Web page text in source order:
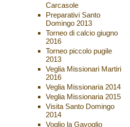
Carcasole
Preparativi Santo
Domingo 2013
Torneo di calcio giugno
2016
Torneo piccolo pugile
2013
Veglia Missionari Martiri
2016
Veglia Missionaria 2014
Veglia Missionaria 2015
Visita Santo Domingo
2014
Voglio la Gavoglio